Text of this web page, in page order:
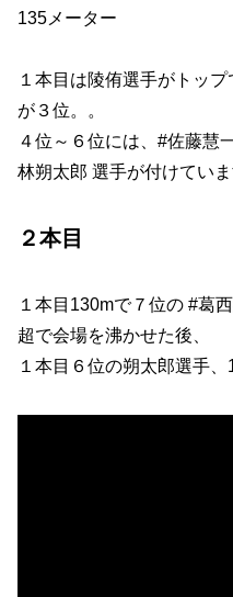
135メーター
１本目は陵侑選手がトッ
が３位。。
４位～６位には、#佐藤慧
林朔太郎 選手が付けていま
２本目
１本目130mで７位の #葛
超で会場を沸かせた後、
１本目６位の朔太郎選手